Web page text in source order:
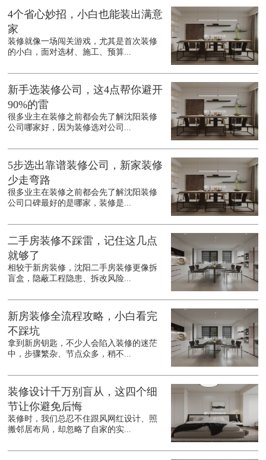
4个省心妙招，小白也能装出满意
家
装修就像一场闯关游戏，尤其是首次装修
的小白，面对选材、施工、预算...
新手选装修公司，这4点帮你避开
90%的雷
很多业主在装修之前都会先了解沈阳装修
公司哪家好，因为装修选对公司...
5步选出靠谱装修公司，新家装修
少走弯路
很多业主在装修之前都会先了解沈阳装修
公司口碑最好的是哪家，装修是...
二手房装修不踩雷，记住这几点
就够了
相较于新房装修，沈阳二手房装修更像拆
盲盒，隐蔽工程隐患、拆改风险...
新房装修全流程攻略，小白看完
不踩坑
拿到新房钥匙，不少人会陷入装修的迷茫
中，步骤繁杂、节点众多，稍不...
装修设计千万别盲从，这四个细
节让你避免后悔
装修时，我们总忍不住跟风网红设计、照
搬邻居布局，却忽略了自家的实...